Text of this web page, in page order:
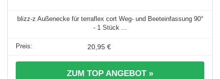
blizz-z Außenecke für terraflex cort Weg- und Beeteinfassung 90°
- 1 Stück ...
20,95 €
ZUM TOP ANGEBOT »